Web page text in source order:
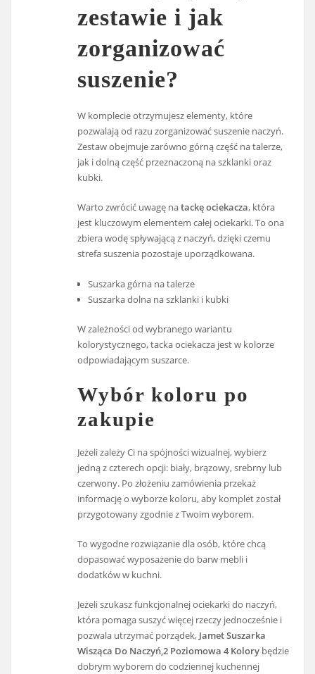
zestawie i jak
zorganizować
suszenie?
W komplecie otrzymujesz elementy, które
pozwalają od razu zorganizować suszenie naczyń.
Zestaw obejmuje zarówno górną część na talerze,
jak i dolną część przeznaczoną na szklanki oraz
kubki.
Warto zwrócić uwagę natackę ociekacza, która
jest kluczowym elementem całej ociekarki. To ona
zbiera wodę spływającą z naczyń, dzięki czemu
strefa suszenia pozostaje uporządkowana.
Suszarka górna na talerze
Suszarka dolna na szklanki i kubki
W zależności od wybranego wariantu
kolorystycznego, tacka ociekacza jest w kolorze
odpowiadającym suszarce.
Wybór koloru po
zakupie
Jeżeli zależy Ci na spójności wizualnej, wybierz
jedną z czterech opcji: biały, brązowy, srebrny lub
czerwony. Po złożeniu zamówienia przekaż
informację o wyborze koloru, aby komplet został
przygotowany zgodnie z Twoim wyborem.
To wygodne rozwiązanie dla osób, które chcą
dopasować wyposażenie do barw mebli i
dodatków w kuchni.
Jeżeli szukasz funkcjonalnej ociekarki do naczyń,
która pomaga suszyć więcej rzeczy jednocześnie i
pozwala utrzymać porządek, Jamet Suszarka
Wisząca Do Naczyń,2 Poziomowa 4 Kolory będzie
dobrym wyborem do codziennej kuchennej